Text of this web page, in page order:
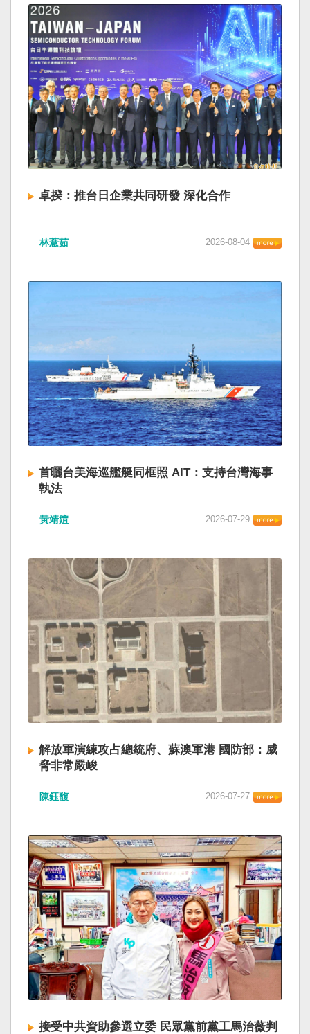
卓揆：推台日企業共同研發 深化合作
林薏茹 2026-08-04
首曬台美海巡艦艇同框照 AIT：支持台灣海事
執法
黃靖媗 2026-07-29
解放軍演練攻占總統府、蘇澳軍港 國防部：威
脅非常嚴峻
陳鈺馥 2026-07-27
接受中共資助參選立委 民眾黨前黨工馬治薇判